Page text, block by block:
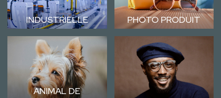
INDUSTRIELLE PHOTO PRODUIT
ANIMAL DE